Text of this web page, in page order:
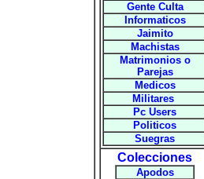
Gente Culta
Informaticos
Jaimito
Machistas
Matrimonios o
Parejas
Medicos
Militares
Pc Users
Politicos
Suegras
Colecciones
Apodos